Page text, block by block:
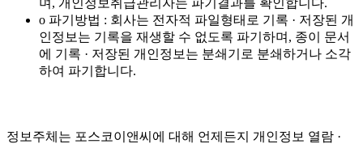
며, 개인정보취급관리자는 파기결과를 확인합니다.
o 파기방법 : 회사는 전자적 파일형태로 기록 · 저장된 개
인정보는 기록을 재생할 수 없도록 파기하며, 종이 문서
에 기록 · 저장된 개인정보는 분쇄기로 분쇄하거나 소각
하여 파기합니다.
정보주체는 포스코이앤씨에 대해 언제든지 개인정보 열람 ·